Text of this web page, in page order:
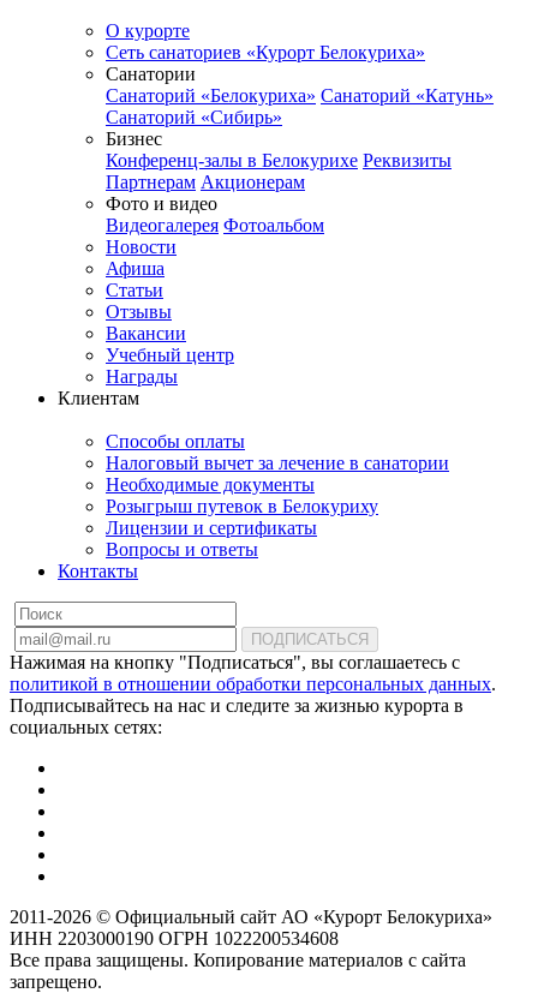
О курорте
Сеть санаториев «Курорт Белокуриха»
Санатории
Санаторий «Белокуриха» Санаторий «Катунь»
Санаторий «Сибирь»
Бизнес
Конференц-залы в Белокурихе Реквизиты
Партнерам Акционерам
Фото и видео
Видеогалерея Фотоальбом
Новости
Афиша
Статьи
Отзывы
Вакансии
Учебный центр
Награды
Клиентам
Способы оплаты
Налоговый вычет за лечение в санатории
Необходимые документы
Розыгрыш путевок в Белокуриху
Лицензии и сертификаты
Вопросы и ответы
Контакты
ПОДПИСАТЬСЯ
Нажимая на кнопку "Подписаться", вы соглашаетесь с
политикой в отношении обработки персональных данных.
Подписывайтесь на нас и следите за жизнью курорта в
социальных сетях:
2011-2026 © Официальный сайт АО «Курорт Белокуриха»
ИНН 2203000190 ОГРН 1022200534608
Все права защищены. Копирование материалов с сайта
запрещено.